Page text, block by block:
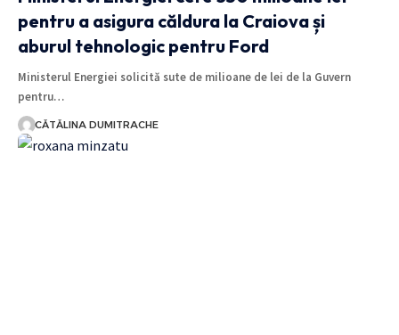
pentru a asigura căldura la Craiova și
aburul tehnologic pentru Ford
Ministerul Energiei solicită sute de milioane de lei de la Guvern
pentru…
CĂTĂLINA DUMITRACHE